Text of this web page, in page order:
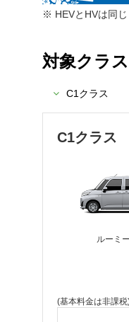
HEVとHVは同
対象クラス
C1クラス
C1クラス
ルーミ
(基本料金は非課税